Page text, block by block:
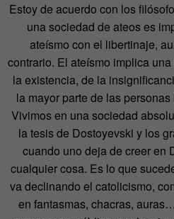
Estoy de acuerdo con los
una sociedad de ateos es
ateísmo con el libertinaje,
contrario. El ateísmo implica
la existencia, de la
la mayor parte de las
Vivimos en una sociedad
la tesis de Dostoyevski y los
cuando uno deja de creer en
cualquier cosa. Es lo que
va declinando el catolicismo,
en fantasmas, chacras,